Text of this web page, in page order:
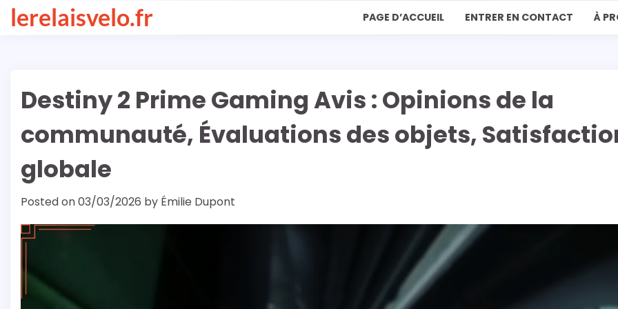
Skiplerelaisvelo.fr PAGE D’ACCUEIL ENTRER EN CONTACT À
Destiny 2 Prime Gaming Avis : Opinions de la
communauté, Évaluations des objets,
globale
Posted on03/03/2026 by Émilie Dupont